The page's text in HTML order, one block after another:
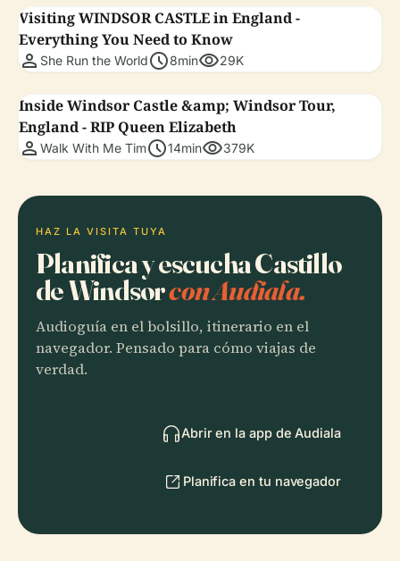
Visiting WINDSOR CASTLE in England -
Everything You Need to Know
person She Run the Worldschedule8minvisibility29K
Inside Windsor Castle &amp; Windsor Tour,
England - RIP Queen Elizabeth
person Walk With Me Timschedule14minvisibility379K
HAZ LA VISITA TUYA
Planifica y escucha Castillo
de Windsorcon Audiala.
Audioguía en el bolsillo, itinerario en el
navegador. Pensado para cómo viajas de
verdad.
Abrir en la app de Audiala
Planifica en tu navegador